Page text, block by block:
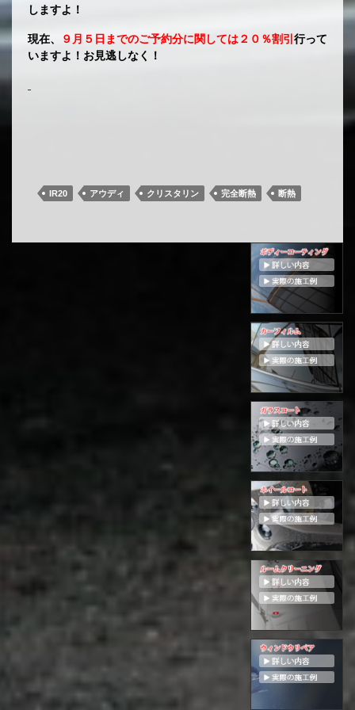
しますよ！
現在、 ９月５日までのご予約分に関しては２０％割引 行って
いますよ！お見逃しなく！
IR20 アウディ クリスタリン 完全断熱 断熱